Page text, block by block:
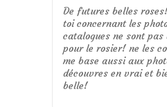
De futures belles
toi concernant les
catalogues ne sont
pour le rosier! ne les
me base aussi aux
découvres en vrai et
belle!